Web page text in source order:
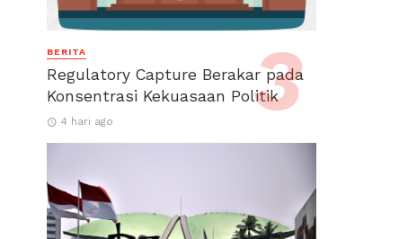
BERITA
Regulatory Capture Berakar pada
Konsentrasi Kekuasaan Politik
4 hari ago